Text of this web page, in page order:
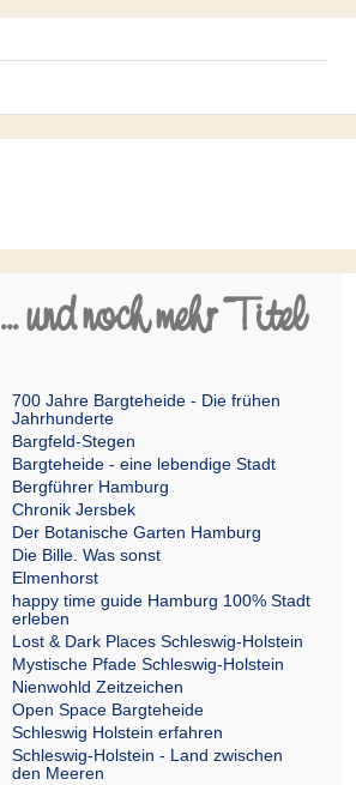
... und noch mehr Titel
700 Jahre Bargteheide - Die frühen
Jahrhunderte
Bargfeld-Stegen
Bargteheide - eine lebendige Stadt
Bergführer Hamburg
Chronik Jersbek
Der Botanische Garten Hamburg
Die Bille. Was sonst
Elmenhorst
happy time guide Hamburg 100% Stadt
erleben
Lost & Dark Places Schleswig-Holstein
Mystische Pfade Schleswig-Holstein
Nienwohld Zeitzeichen
Open Space Bargteheide
Schleswig Holstein erfahren
Schleswig-Holstein - Land zwischen
den Meeren